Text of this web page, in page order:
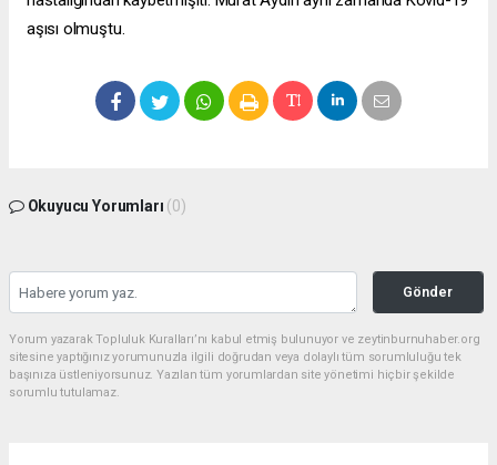
aşısı olmuştu.
Okuyucu Yorumları (0)
Gönder
Yorum yazarak Topluluk Kuralları’nı kabul etmiş bulunuyor ve zeytinburnuhaber.org
sitesine yaptığınız yorumunuzla ilgili doğrudan veya dolaylı tüm sorumluluğu tek
başınıza üstleniyorsunuz. Yazılan tüm yorumlardan site yönetimi hiçbir şekilde
sorumlu tutulamaz.